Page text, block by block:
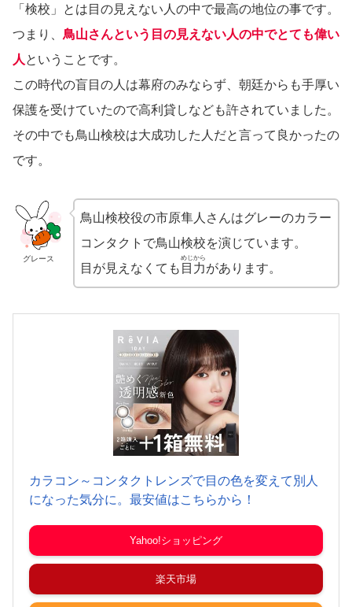
「検校」とは目の見えない人の中で最高の地位の事です。
つまり、 鳥山さんという目の見えない人の中でとても偉い
人 ということです。
この時代の盲目の人は幕府のみならず、朝廷からも手厚い
保護を受けていたので高利貸しなども許されていました。
その中でも鳥山検校は大成功した人だと言って良かったの
です。
グレース
鳥山検校役の市原隼人さんはグレーのカラー
コンタクトで鳥山検校を演じています。
目が見えなくても 目力
めじから
があります。
カラコン～コンタクトレンズで目の色を変えて別人
になった気分に。最安値はこちらから！
Yahoo!ショッピング
楽天市場